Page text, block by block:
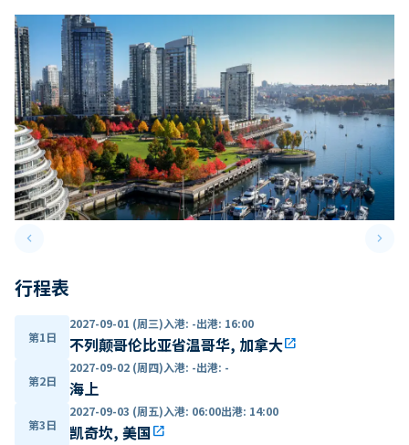
keyboard_arrow_leftPrevious slide keyboard_arrow_right
行程表
第1日
2027-09-01 (周三)入港: -出港: 16:00
不列颠哥伦比亚省温哥华, 加拿大open_in_new
第2日
2027-09-02 (周四)入港: -出港: -
海上
第3日
2027-09-03 (周五)入港: 06:00出港: 14:00
凯奇坎, 美国open_in_new